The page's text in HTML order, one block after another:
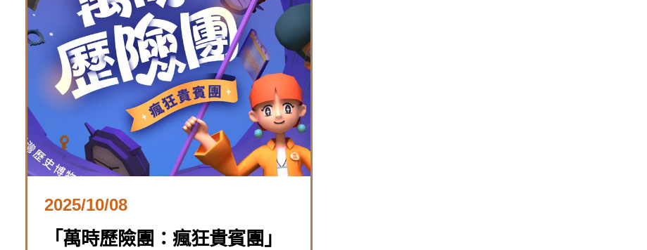
2025/10/08
「萬時歷險團：瘋狂貴賓團」